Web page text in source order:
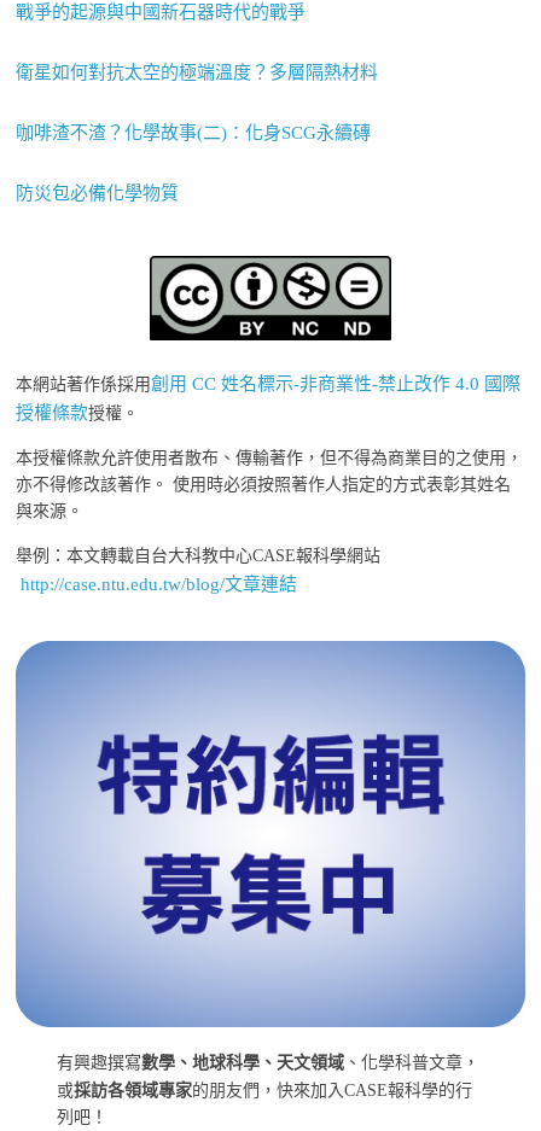
戰爭的起源與中國新石器時代的戰爭
衛星如何對抗太空的極端溫度？多層隔熱材料
咖啡渣不渣？化學故事(二)：化身SCG永續磚
防災包必備化學物質
本網站著作係採用創用 CC 姓名標示-非商業性-禁止改作 4.0 國際
授權條款授權。
本授權條款允許使用者散布、傳輸著作，但不得為商業目的之使用，
亦不得修改該著作。 使用時必須按照著作人指定的方式表彰其姓名
與來源。
舉例：本文轉載自台大科教中心CASE報科學網站
http://case.ntu.edu.tw/blog/文章連結
有興趣撰寫數學、地球科學、天文領域 、化學科普文章，
或採訪各領域專家的朋友們，快來加入CASE報科學的行
列吧！